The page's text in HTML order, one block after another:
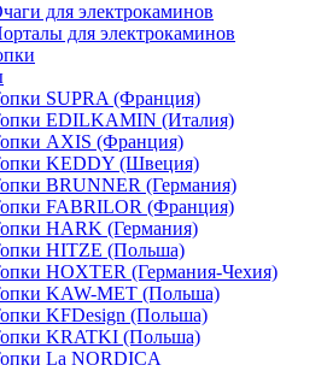
для электрокаминов
для электрокаминов
SUPRA (Франция)
EDILKAMIN (Италия)
AXIS (Франция)
KEDDY (Швеция)
BRUNNER (Германия)
FABRILOR (Франция)
HARK (Германия)
HITZE (Польша)
HOXTER (Германия-Чехия)
KAW-MET (Польша)
KFDesign (Польша)
KRATKI (Польша)
La NORDICA